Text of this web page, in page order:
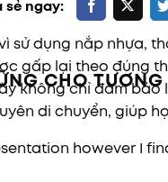
dụng nắp nhựa,
gấp lại theo
không chỉ đảm
di chuyển, giúp
CHO
however I